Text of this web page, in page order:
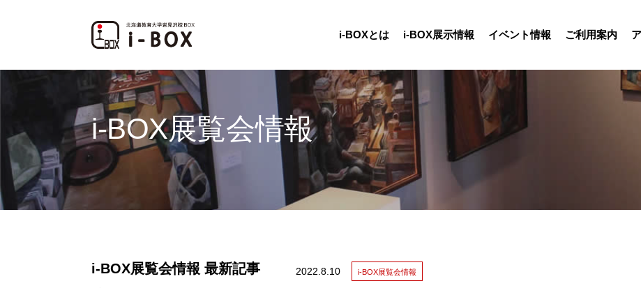
i-BOXとは i-BOX展示情報 イベント情報 ご利用案内
i-BOX展覧会情報
2022. 8.10 i-BOX展覧会情報
i-BOX展覧会情報 最新記事